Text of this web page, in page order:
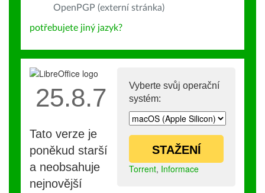
OpenPGP (externí stránka)
potřebujete jiný jazyk?
Vyberte svůj operační
systém:
STAŽENÍ
Torrent, Informace
25.8.7
Tato verze je
poněkud starší
a neobsahuje
nejnovější